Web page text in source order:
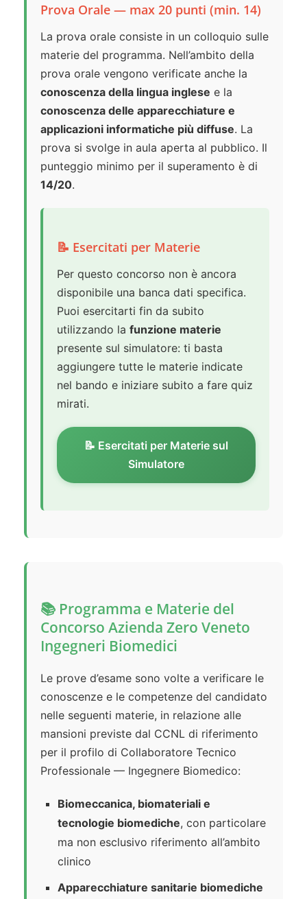
Prova Orale — max 20 punti (min. 14)
La prova orale consiste in un colloquio sulle
materie del programma. Nell’ambito della
prova orale vengono verificate anche la
conoscenza della lingua inglese e la
conoscenza delle apparecchiature e
applicazioni informatiche più diffuse. La
prova si svolge in aula aperta al pubblico. Il
punteggio minimo per il superamento è di
14/20.
📝 Esercitati per Materie
Per questo concorso non è ancora
disponibile una banca dati specifica.
Puoi esercitarti fin da subito
utilizzando la funzione materie
presente sul simulatore: ti basta
aggiungere tutte le materie indicate
nel bando e iniziare subito a fare quiz
mirati.
📝 Esercitati per Materie sul
Simulatore
📚 Programma e Materie del
Concorso Azienda Zero Veneto
Ingegneri Biomedici
Le prove d’esame sono volte a verificare le
conoscenze e le competenze del candidato
nelle seguenti materie, in relazione alle
mansioni previste dal CCNL di riferimento
per il profilo di Collaboratore Tecnico
Professionale — Ingegnere Biomedico:
Biomeccanica, biomateriali e
tecnologie biomediche, con particolare
ma non esclusivo riferimento all’ambito
clinico
Apparecchiature sanitarie biomediche